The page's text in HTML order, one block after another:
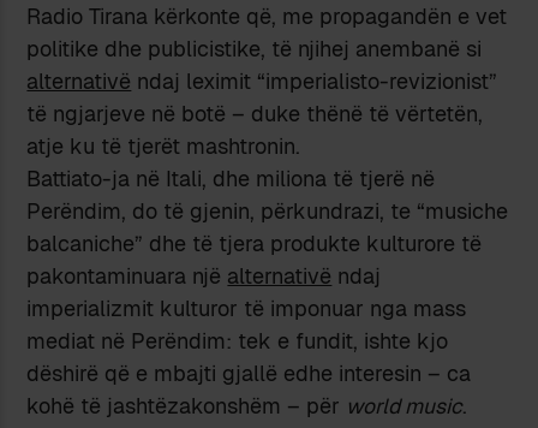
Radio Tirana kërkonte që, me propagandën e vet
politike dhe publicistike, të njihej anembanë si
alternativë ndaj leximit “imperialisto-revizionist”
të ngjarjeve në botë – duke thënë të vërtetën,
atje ku të tjerët mashtronin.
Battiato-ja në Itali, dhe miliona të tjerë në
Perëndim, do të gjenin, përkundrazi, te “musiche
balcaniche” dhe të tjera produkte kulturore të
pakontaminuara një alternativë ndaj
imperializmit kulturor të imponuar nga mass
mediat në Perëndim: tek e fundit, ishte kjo
dëshirë që e mbajti gjallë edhe interesin – ca
kohë të jashtëzakonshëm – për world music.